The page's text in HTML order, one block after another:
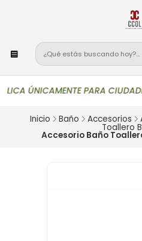
ÚNICAMENTE PARA
Inicio Baño Accesorios
Toallero
Accesorio Baño